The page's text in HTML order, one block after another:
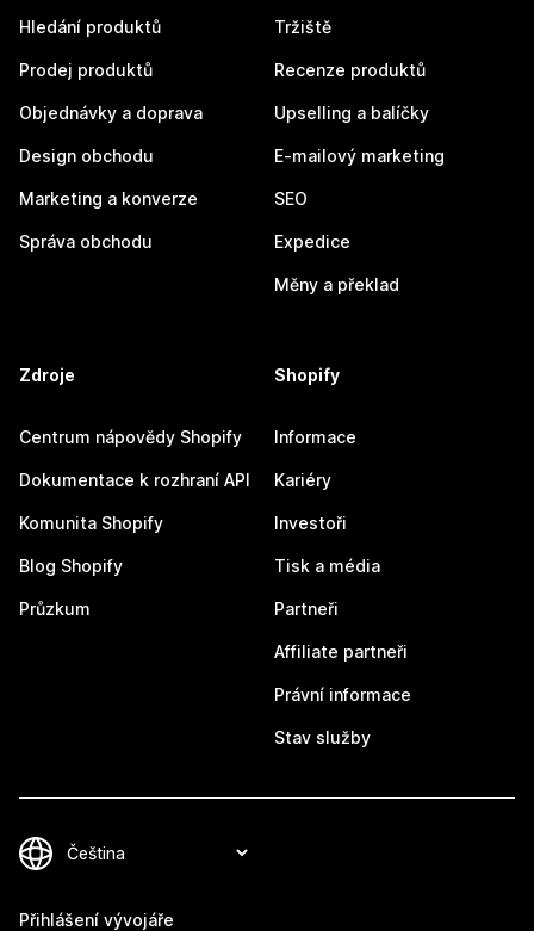
Hledání produktů
Prodej produktů
Objednávky a doprava
Design obchodu
Marketing a konverze
Správa obchodu
Tržiště
Recenze produktů
Upselling a balíčky
E-mailový marketing
SEO
Expedice
Měny a překlad
Zdroje
Centrum nápovědy Shopify
Dokumentace k rozhraní API
Komunita Shopify
Blog Shopify
Průzkum
Shopify
Informace
Kariéry
Investoři
Tisk a média
Partneři
Affiliate partneři
Právní informace
Stav služby
Přihlášení vývojáře